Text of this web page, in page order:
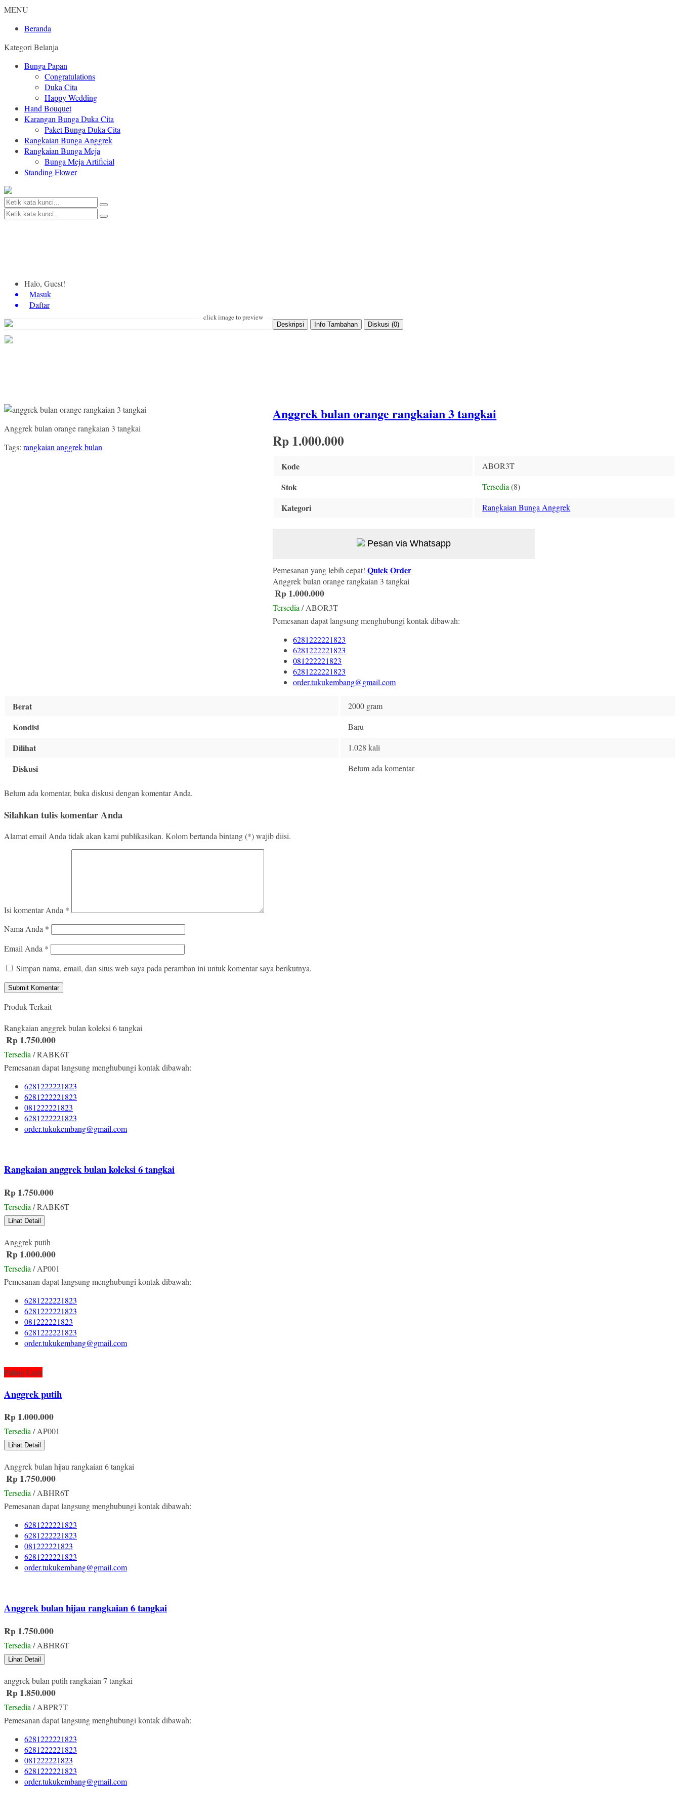
MENU
Beranda
Kategori Belanja
Bunga Papan
Congratulations
Duka Cita
Happy Wedding
Hand Bouquet
Karangan Bunga Duka Cita
Paket Bunga Duka Cita
Rangkaian Bunga Anggrek
Rangkaian Bunga Meja
Bunga Meja Artificial
Standing Flower
Halo, Guest!
Masuk
Daftar
click image to preview
Anggrek bulan orange rangkaian 3 tangkai
Rp 1.000.000
Kode ABOR3T
Stok Tersedia (8)
Kategori Rangkaian Bunga Anggrek
Pesan via Whatsapp
Pemesanan yang lebih cepat!Quick Order
Anggrek bulan orange rangkaian 3 tangkai
Rp 1.000.000
Tersedia / ABOR3T
Pemesanan dapat langsung menghubungi kontak dibawah:
6281222221823
6281222221823
081222221823
6281222221823
order.tukukembang@gmail.com
Deskripsi Info Tambahan Diskusi (0)
Anggrek bulan orange rangkaian 3 tangkai
Tags: rangkaian anggrek bulan
Berat 2000 gram
Kondisi Baru
Dilihat 1.028 kali
Diskusi Belum ada komentar
Belum ada komentar, buka diskusi dengan komentar Anda.
Silahkan tulis komentar Anda
Alamat email Anda tidak akan kami publikasikan. Kolom bertanda bintang (*) wajib diisi.
Isi komentar Anda *
Nama Anda *
Email Anda *
Simpan nama, email, dan situs web saya pada peramban ini untuk komentar saya berikutnya.
Produk Terkait
Rangkaian anggrek bulan koleksi 6 tangkai
Rp 1.750.000
Tersedia/ RABK6T
Pemesanan dapat langsung menghubungi kontak dibawah:
6281222221823
6281222221823
081222221823
6281222221823
order.tukukembang@gmail.com
Rangkaian anggrek bulan koleksi 6 tangkai
Rp 1.750.000
Tersedia / RABK6T
Lihat Detail
Anggrek putih
Rp 1.000.000
Tersedia / AP001
Pemesanan dapat langsung menghubungi kontak dibawah:
6281222221823
6281222221823
081222221823
6281222221823
order.tukukembang@gmail.com
Paling Laris
Anggrek putih
Rp 1.000.000
Tersedia/ AP001
Lihat Detail
Anggrek bulan hijau rangkaian 6 tangkai
Rp 1.750.000
Tersedia/ ABHR6T
Pemesanan dapat langsung menghubungi kontak dibawah:
6281222221823
6281222221823
081222221823
6281222221823
order.tukukembang@gmail.com
Anggrek bulan hijau rangkaian 6 tangkai
Rp 1.750.000
Tersedia / ABHR6T
Lihat Detail
anggrek bulan putih rangkaian 7 tangkai
Rp 1.850.000
Tersedia / ABPR7T
Pemesanan dapat langsung menghubungi kontak dibawah:
6281222221823
6281222221823
081222221823
6281222221823
order.tukukembang@gmail.com